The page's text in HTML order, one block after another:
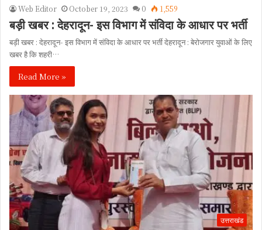
Web Editor October 19, 2023 0 1,559
बड़ी खबर : देहरादून- इस विभाग में संविदा के आधार पर भर्ती
बड़ी खबर : देहरादून- इस विभाग में संविदा के आधार पर भर्ती देहरादून : बेरोजगार युवाओं के लिए
खबर है कि शहरी…
Read More »
उत्तराखंड